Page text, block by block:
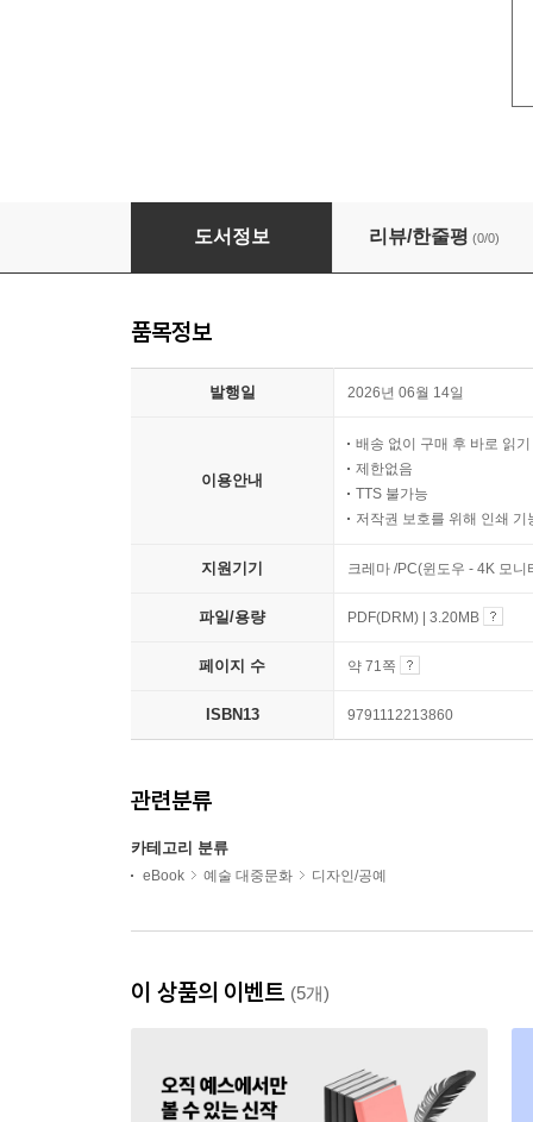
덕질의 형태
도서정보 리뷰/한줄평 (0/0)
품목정보
발행일 2026년 06월 14일
이용안내
배송 없이 구매 후 바로 읽기
제한없음
TTS 불가능
저작권 보호를 위해 인쇄 기
지원기기 크레마 /PC(윈도우 - 4K 모
파일/용량 PDF(DRM) | 3.20MB
페이지 수 약 71쪽
ISBN13 9791112213860
관련분류
카테고리 분류
eBook 예술 대중문화 디자인/공예
이 상품의 이벤트 (5개)